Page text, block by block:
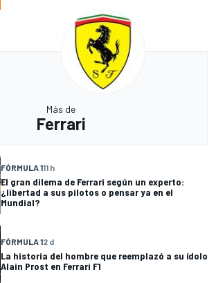
Más de
Ferrari
FÓRMULA 111 h
El gran dilema de Ferrari según un experto:
¿libertad a sus pilotos o pensar ya en el
Mundial?
FÓRMULA 12 d
La historia del hombre que reemplazó a su ídolo
Alain Prost en Ferrari F1